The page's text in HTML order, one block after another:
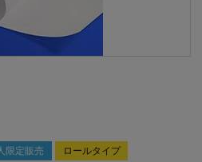
限定販売 ロールタイプ